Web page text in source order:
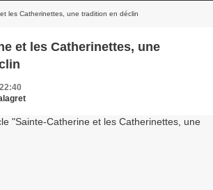
les Catherinettes, une tradition en déclin
et les Catherinettes, une